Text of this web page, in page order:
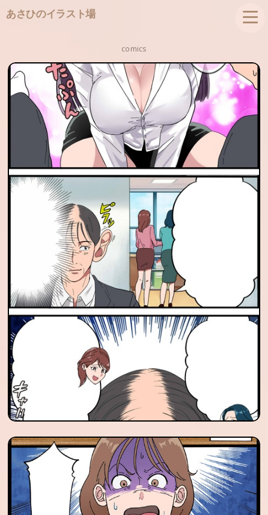
あさひのイラスト場
comics